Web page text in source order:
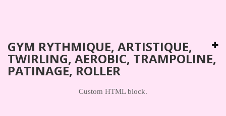
GYM RYTHMIQUE, ARTISTIQUE,
TWIRLING, AEROBIC, TRAMPOLINE,
PATINAGE, ROLLER
Custom HTML block.